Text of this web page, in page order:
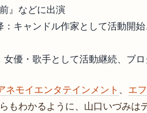
』などに出演
：キャンドル作家として活動開
女優・歌手として活動継続、ブ
ネモイエンタテインメント 、 エ
もわかるように、山口いづみは